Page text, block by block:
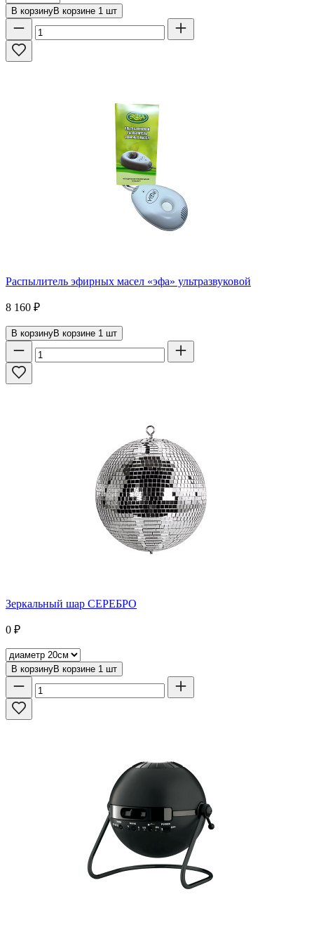
В корзинуВ корзине 1 шт
Распылитель эфирных масел «эфа» ультразвуковой
8 160 ₽
В корзинуВ корзине 1 шт
Зеркальный шар СЕРЕБРО
0 ₽
В корзинуВ корзине 1 шт